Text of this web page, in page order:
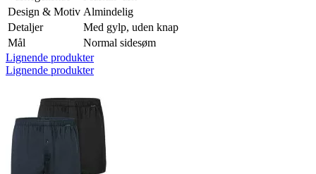
Design & Motiv Almindelig
Detaljer
Med gylp, uden knap
Mål
Normal sidesøm
Lignende produkter
Lignende produkter